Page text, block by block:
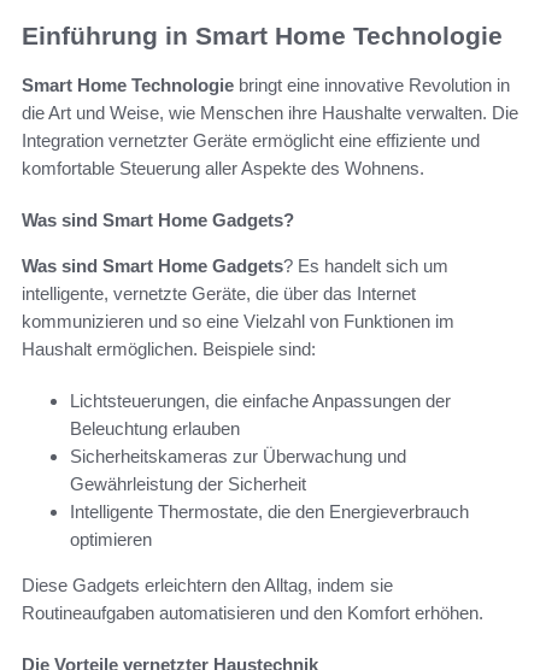
Einführung in Smart Home Technologie
Smart Home Technologie bringt eine innovative Revolution in
die Art und Weise, wie Menschen ihre Haushalte verwalten. Die
Integration vernetzter Geräte ermöglicht eine effiziente und
komfortable Steuerung aller Aspekte des Wohnens.
Was sind Smart Home Gadgets?
Was sind Smart Home Gadgets? Es handelt sich um
intelligente, vernetzte Geräte, die über das Internet
kommunizieren und so eine Vielzahl von Funktionen im
Haushalt ermöglichen. Beispiele sind:
Lichtsteuerungen, die einfache Anpassungen der
Beleuchtung erlauben
Sicherheitskameras zur Überwachung und
Gewährleistung der Sicherheit
Intelligente Thermostate, die den Energieverbrauch
optimieren
Diese Gadgets erleichtern den Alltag, indem sie
Routineaufgaben automatisieren und den Komfort erhöhen.
Die Vorteile vernetzter Haustechnik